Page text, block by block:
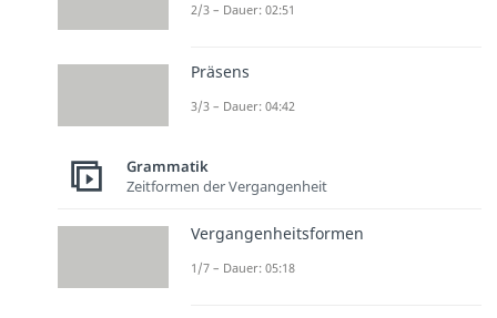
2/3 – Dauer: 02:51
Präsens
3/3 – Dauer: 04:42
Grammatik
Zeitformen der Vergangenheit
Vergangenheitsformen
1/7 – Dauer: 05:18